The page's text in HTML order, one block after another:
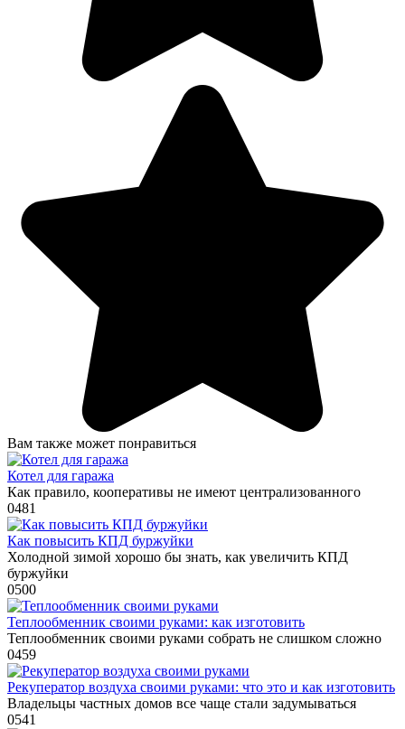
Вам также может понравиться
Котел для гаража
Как правило, кооперативы не имеют централизованного
0481
Как повысить КПД буржуйки
Холодной зимой хорошо бы знать, как увеличить КПД
буржуйки
0500
Теплообменник своими руками: как изготовить
Теплообменник своими руками собрать не слишком сложно
0459
Рекуператор воздуха своими руками: что это и как изготовить
Владельцы частных домов все чаще стали задумываться
0541